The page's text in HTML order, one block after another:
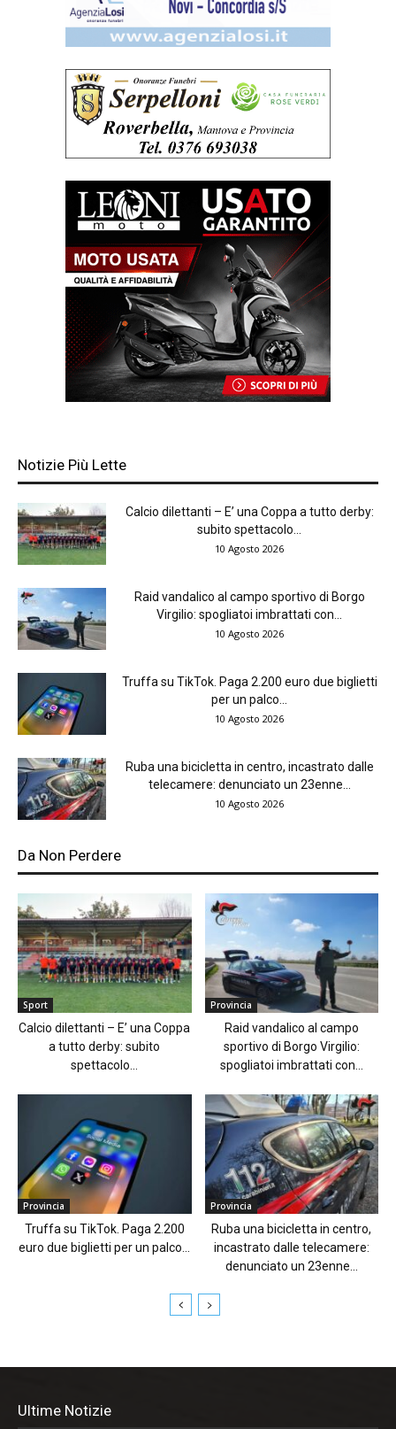
Notizie Più Lette
Calcio dilettanti – E’ una Coppa a tutto derby:
subito spettacolo...
10 Agosto 2026
Raid vandalico al campo sportivo di Borgo
Virgilio: spogliatoi imbrattati con...
10 Agosto 2026
Truffa su TikTok. Paga 2.200 euro due biglietti
per un palco...
10 Agosto 2026
Ruba una bicicletta in centro, incastrato dalle
telecamere: denunciato un 23enne...
10 Agosto 2026
Da Non Perdere
Sport
Calcio dilettanti – E’ una Coppa
a tutto derby: subito
spettacolo...
Provincia
Raid vandalico al campo
sportivo di Borgo Virgilio:
spogliatoi imbrattati con...
Provincia
Truffa su TikTok. Paga 2.200
euro due biglietti per un palco...
Provincia
Ruba una bicicletta in centro,
incastrato dalle telecamere:
denunciato un 23enne...
Ultime Notizie